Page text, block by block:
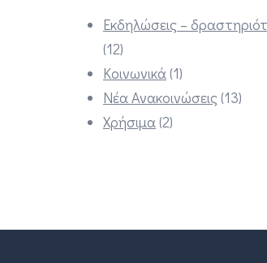
Εκδηλώσεις –
(12)
Κοινωνικά(1)
Νέα Ανακοινώσεις(13)
Χρήσιμα(2)